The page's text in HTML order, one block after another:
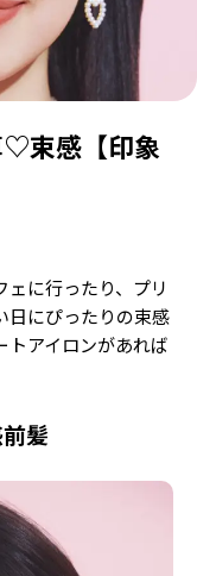
♡束感【印象
に行ったり、プリ
日にぴったりの束感
アイロンがあれば
髪